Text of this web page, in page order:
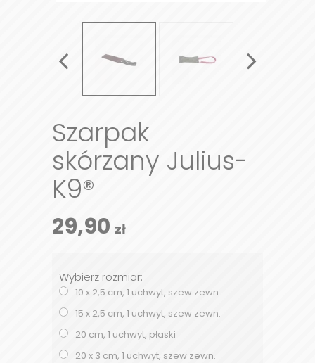
Szarpak
skórzany Julius-
K9®
29,90 zł
Wybierz rozmiar:
10 x 2,5 cm, 1 uchwyt, szew zewn.
15 x 2,5 cm, 1 uchwyt, szew zewn.
20 cm, 1 uchwyt, płaski
20 x 3 cm, 1 uchwyt, szew zewn.